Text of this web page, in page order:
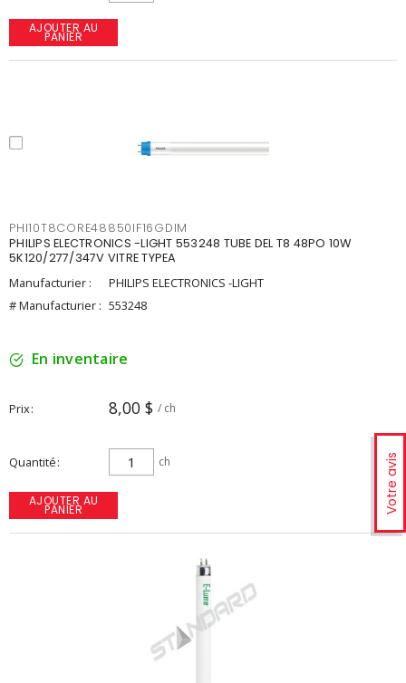
Votre avis
AJOUTER AU
PANIER
PHI10T8CORE48850IF16GDIM
PHILIPS ELECTRONICS -LIGHT 553248 TUBE DEL T8 48PO 10W
5K120/277/347V VITRE TYPEA
Manufacturier :
PHILIPS ELECTRONICS -LIGHT
# Manufacturier : 553248
En inventaire
Prix 8,00 $ / ch
Quantité ch
AJOUTER AU
PANIER